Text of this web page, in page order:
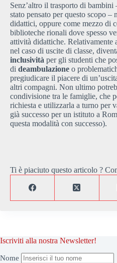
Senz’altro il trasporto di bambini
stato pensato per questo scopo –
didattici, oppure come mezzo di
biblioteche rionali dove spesso
attività didattiche. Relativamente
nel caso di uscite di classe,
inclusività per gli studenti che
di deambulazione o
pregiudicare il piacere di
altri compagni. Non ultimo
condivisione tra le famiglie, che
richiesta e utilizzarla a turno per
già successo per un istituto a
questa modalità con successo).
Ti è piaciuto questo articolo ?
Iscriviti alla nostra Newsletter!
Nome